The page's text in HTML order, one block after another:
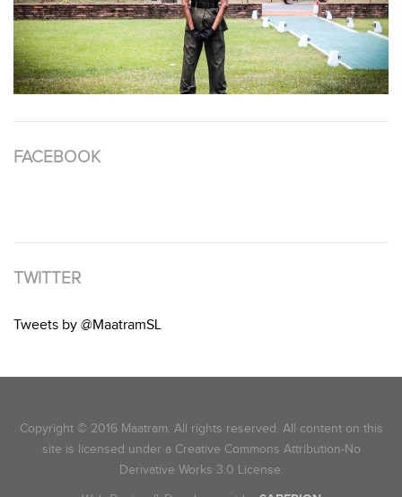
FACEBOOK
TWITTER
Tweets by @MaatramSL
Copyright © 2016 Maatram. All rights reserved. All content on this
site is licensed under a Creative Commons Attribution-No
Derivative Works 3.0 License.